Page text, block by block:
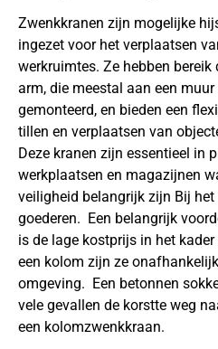
Zwenkkranen zijn mogelijke
ingezet voor het verplaatsen
werkruimtes. Ze hebben
arm, die meestal aan een
gemonteerd, en bieden een
tillen en verplaatsen van
Deze kranen zijn essentieel in
werkplaatsen en magazijnen
veiligheid belangrijk zijn Bij
goederen. Een belangrijk
is de lage kostprijs in het
een kolom zijn ze
omgeving. Een betonnen
vele gevallen de korstte weg
een kolomzwenkkraan.